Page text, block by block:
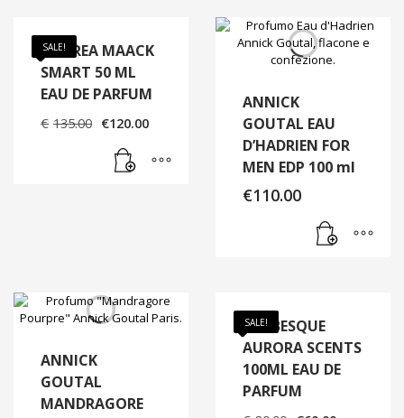
SALE!
ANDREA MAACK
SMART 50 ML
EAU DE PARFUM
€ 135.00 Il
originale
era:
€120.00Il
attuale
è:
ANNICK
GOUTAL EAU
D’HADRIEN FOR
MEN EDP 100 ml
€110.00
ANNICK
GOUTAL
MANDRAGORE
SALE!
ARABESQUE
AURORA SCENTS
100ML EAU DE
PARFUM